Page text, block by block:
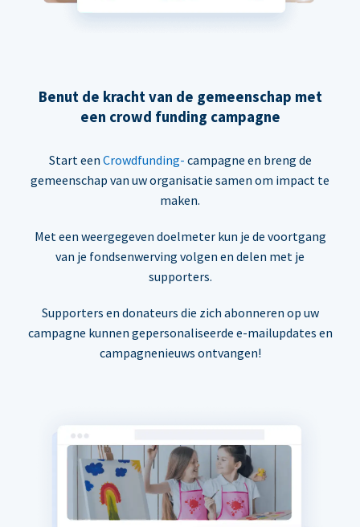
Benut de kracht van de gemeenschap met
een crowd funding campagne
Start een Crowdfunding- campagne en breng de
gemeenschap van uw organisatie samen om impact te
maken.
Met een weergegeven doelmeter kun je de voortgang
van je fondsenwerving volgen en delen met je
supporters.
Supporters en donateurs die zich abonneren op uw
campagne kunnen gepersonaliseerde e-mailupdates en
campagnenieuws ontvangen!